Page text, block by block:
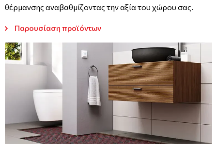
θέρμανσης αναβαθμίζοντας την αξία του χώρου σας.
Παρουσίαση προϊόντων